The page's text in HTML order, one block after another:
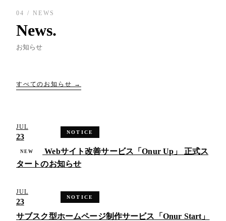
04 / NEWS
News.
お知らせ
すべてのお知らせ →
JUL
23
NOTICE
NEW
Webサイト改善サービス「Onur Up」 正式ス
タートのお知らせ
JUL
23
NOTICE
サブスク型ホームページ制作サービス「Onur Start」